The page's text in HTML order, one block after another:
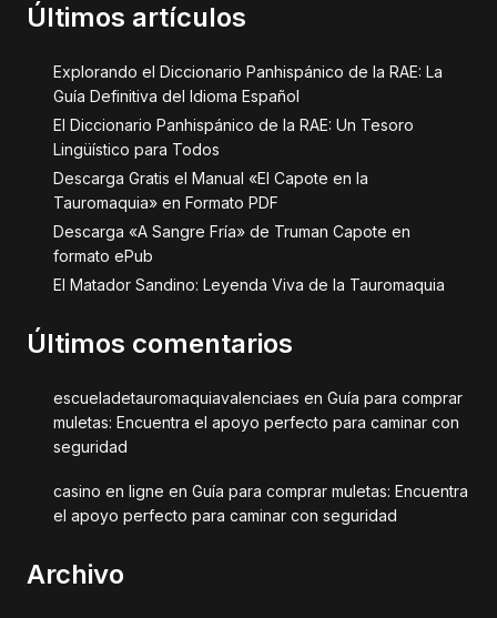
Últimos artículos
Explorando el Diccionario Panhispánico de la RAE: La
Guía Definitiva del Idioma Español
El Diccionario Panhispánico de la RAE: Un Tesoro
Lingüístico para Todos
Descarga Gratis el Manual «El Capote en la
Tauromaquia» en Formato PDF
Descarga «A Sangre Fría» de Truman Capote en
formato ePub
El Matador Sandino: Leyenda Viva de la Tauromaquia
Últimos comentarios
escueladetauromaquiavalenciaes en Guía para comprar
muletas: Encuentra el apoyo perfecto para caminar con
seguridad
casino en ligne en Guía para comprar muletas: Encuentra
el apoyo perfecto para caminar con seguridad
Archivo